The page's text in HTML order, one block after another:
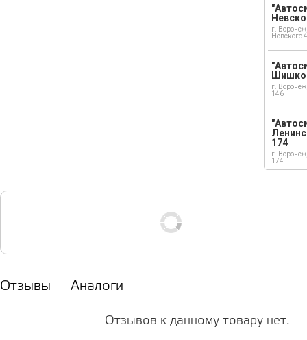
г.
Невского
г.
146
174
г.
174
Отзывы Аналоги
Отзывов к данному товару нет.